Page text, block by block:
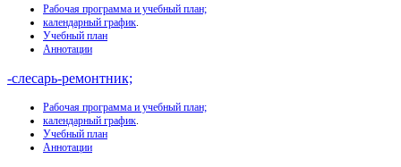
Рабочая программа и учебный план;
календарный график.
Учебный план
Аннотации
-слесарь-ремонтник;
Рабочая программа и учебный план;
календарный график.
Учебный план
Аннотации